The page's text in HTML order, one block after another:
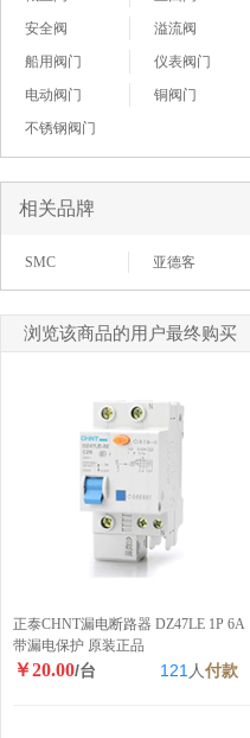
安全阀
溢流阀
船用阀门
仪表阀门
电动阀门
铜阀门
不锈钢阀门
相关品牌
SMC 亚德客
浏览该商品的用户最终购买
正泰CHNT漏电断路器 DZ47LE 1P 6A
带漏电保护 原装正品
￥20.00/台 121 人付款